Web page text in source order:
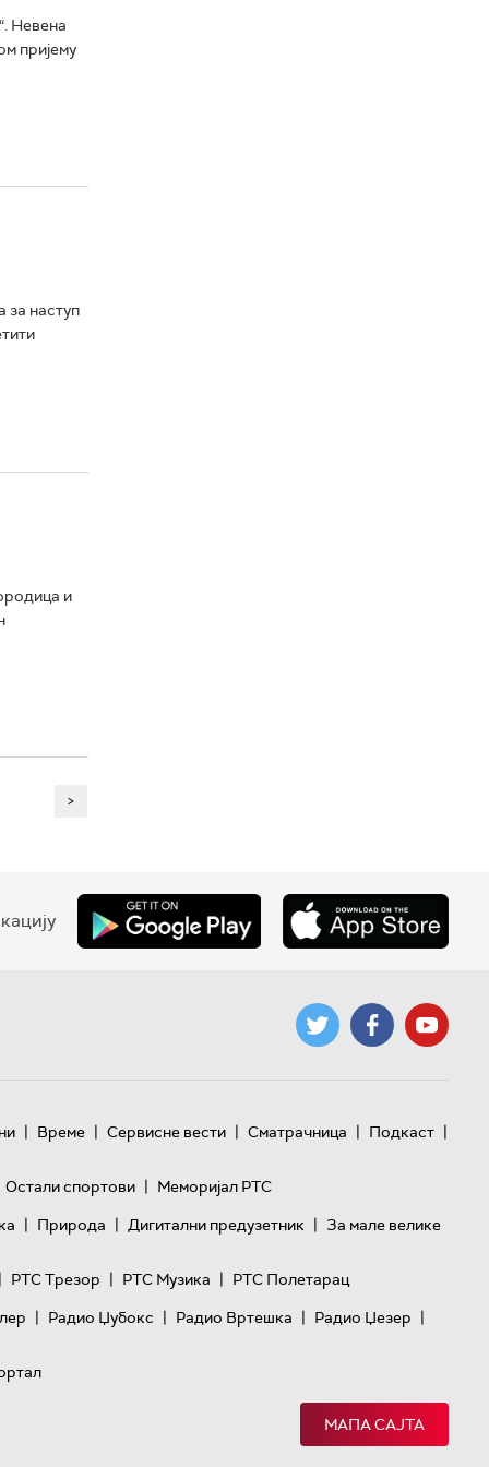
Невена
пријему
за наступ
и
>
| Време | Сервисне вести | Сматрачница | Подкаст |
Остали спортови | Меморијал РТС
| Природа | Дигитални предузетник | За мале велике
| РТС Трезор | РТС Музика | РТС Полетарац
| Радио Џубокс | Радио Вртешка | Радио Џезер |
МАПА САЈТА